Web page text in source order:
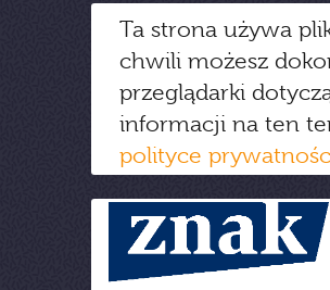
Ta strona używa
chwili możesz
przeglądarki
informacji na ten
polityce